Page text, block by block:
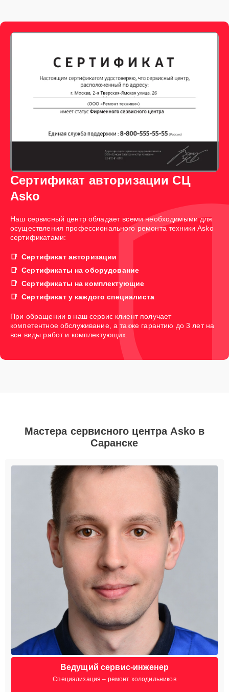
Сертификат авторизации СЦ
Asko
Наш сервисный центр обладает всеми необходимыми для
осуществления профессионального ремонта техники Asko
сертификатами:
Сертификат авторизации
Сертификаты на оборудование
Сертификаты на комплектующие
Сертификат у каждого специалиста
При обращении в наш сервис клиент получает
компетентное обслуживание, а также гарантию до 3 лет на
все виды работ и комплектующих.
Мастера сервисного центра Asko в
Саранске
Ведущий сервис-инженер
Специализация – ремонт холодильников